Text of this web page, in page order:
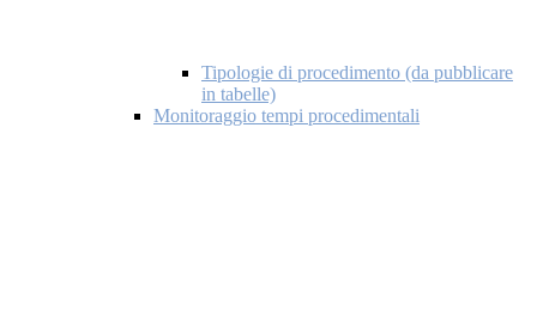
Tipologie di procedimento (da pubblicare
in tabelle)
Monitoraggio tempi procedimentali